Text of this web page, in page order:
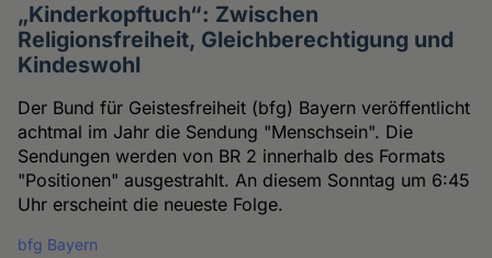
„Kinderkopftuch“: Zwischen
Religionsfreiheit, Gleichberechtigung und
Kindeswohl
Der Bund für Geistesfreiheit (bfg) Bayern veröffentlicht
achtmal im Jahr die Sendung "Menschsein". Die
Sendungen werden von BR 2 innerhalb des Formats
"Positionen" ausgestrahlt. An diesem Sonntag um 6:45
Uhr erscheint die neueste Folge.
bfg Bayern